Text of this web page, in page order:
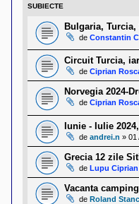
SUBIECTE
Bulgaria, Turcia,
de Constantin
Circuit Turcia,
de Ciprian
Norvegia 2024-
de Ciprian
Iunie - Iulie
de andrei.n » 01
Grecia 12 zile
de Lupu Ciprian
Vacanta
de Roland